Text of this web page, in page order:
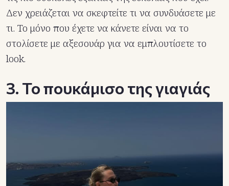
Δεν χρειάζεται να σκεφτείτε τι να συνδυάσετε με
τι. Το μόνο που έχετε να κάνετε είναι να το
στολίσετε με αξεσουάρ για να εμπλουτίσετε το
look.
3. Το πουκάμισο της γιαγιάς